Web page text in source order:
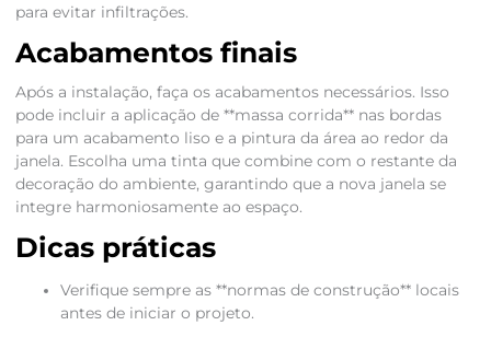
para evitar infiltrações.
Acabamentos finais
Após a instalação, faça os acabamentos necessários. Isso
pode incluir a aplicação de **massa corrida** nas bordas
para um acabamento liso e a pintura da área ao redor da
janela. Escolha uma tinta que combine com o restante da
decoração do ambiente, garantindo que a nova janela se
integre harmoniosamente ao espaço.
Dicas práticas
Verifique sempre as **normas de construção** locais
antes de iniciar o projeto.